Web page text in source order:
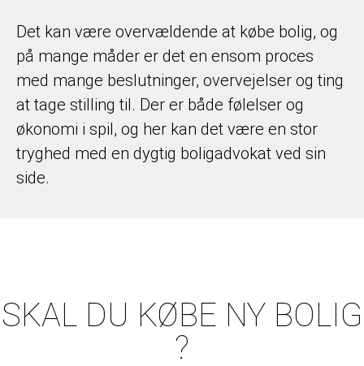
Det kan være overvældende at købe bolig, og
på mange måder er det en ensom proces
med mange beslutninger, overvejelser og ting
at tage stilling til. Der er både følelser og
økonomi i spil, og her kan det være en stor
tryghed med en dygtig boligadvokat ved sin
side.
SKAL DU KØBE NY BOLIG
?